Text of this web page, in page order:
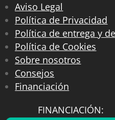
Aviso Legal
Política de Privacidad
Política de entrega y
Política de Cookies
Sobre nosotros
Consejos
Financiación
FINANCIACIÓN: